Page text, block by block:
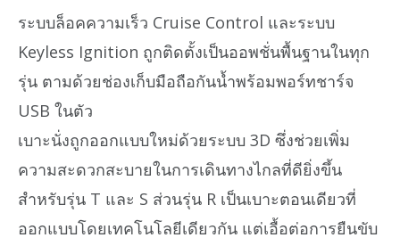
ระบบล็อคความเร็ว Cruise Control และระบบ
Keyless Ignition ถูกติดตั้งเป็นออพชั่นพื้นฐานในทุก
รุ่น ตามด้วยช่องเก็บมือถือกันน้ำพร้อมพอร์ทชาร์จ
USB ในตัว
เบาะนั่งถูกออกแบบใหม่ด้วยระบบ 3D ซึ่งช่วยเพิ่ม
ความสะดวกสะบายในการเดินทางไกลที่ดียิ่งขึ้น
สำหรับรุ่น T และ S ส่วนรุ่น R เป็นเบาะตอนเดียวที่
ออกแบบโดยเทคโนโลยีเดียวกัน แต่เอื้อต่อการยืนขับ